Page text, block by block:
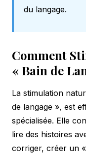
du langage.
Comment
« Bain de
La stimulation
de langage », est
spécialisée. Elle
lire des histoires
corriger, créer un